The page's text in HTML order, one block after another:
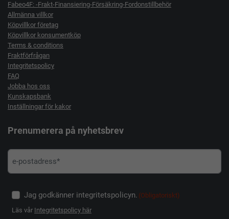
Fabeo4F: -Frakt-Finansiering-Försäkring-Fordonstillbehör
Allmänna villkor
Köpvillkor företag
Köpvillkor konsumentköp
Terms & conditions
Fraktförfrågan
Integritetspolicy
FAQ
Jobba hos oss
Kunskapsbank
Inställningar för kakor
Prenumerera på nyhetsbrev
Jag godkänner integritetspolicyn. (Obligatoriskt)
Läs vår Integritetspolicy här